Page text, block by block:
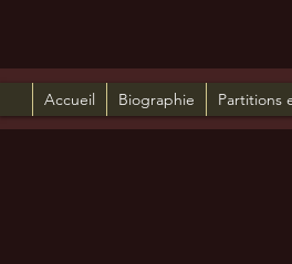
Accueil Biographie Partitions